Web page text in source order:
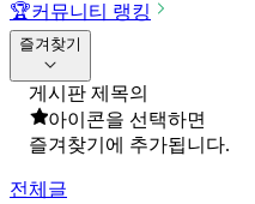
🏆커뮤니티 랭킹
즐겨찾기
게시판 제목의
아이콘을 선택하면
즐겨찾기에 추가됩니다.
전체글